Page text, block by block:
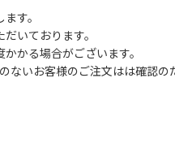
す。
いております。
かる場合がございます。
ないお客様のご注文はは確認の